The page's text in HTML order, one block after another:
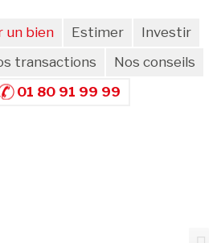
un bien Estimer
Investir
transactions
Nos conseils
01 80 91 99 99